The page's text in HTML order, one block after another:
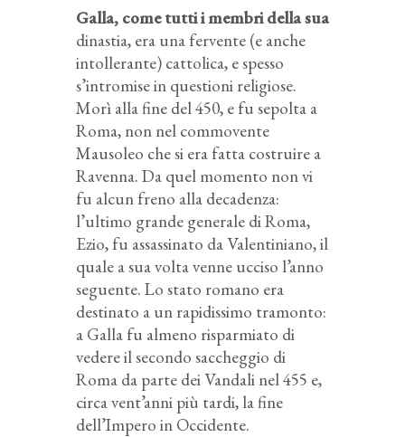
Galla, come tutti i membri della sua
dinastia, era una fervente (e anche
intollerante) cattolica, e spesso
s’intromise in questioni religiose.
Morì alla fine del 450, e fu sepolta a
Roma, non nel commovente
Mausoleo che si era fatta costruire a
Ravenna. Da quel momento non vi
fu alcun freno alla decadenza:
l’ultimo grande generale di Roma,
Ezio, fu assassinato da Valentiniano, il
quale a sua volta venne ucciso l’anno
seguente. Lo stato romano era
destinato a un rapidissimo tramonto:
a Galla fu almeno risparmiato di
vedere il secondo saccheggio di
Roma da parte dei Vandali nel 455 e,
circa vent’anni più tardi, la fine
dell’Impero in Occidente.